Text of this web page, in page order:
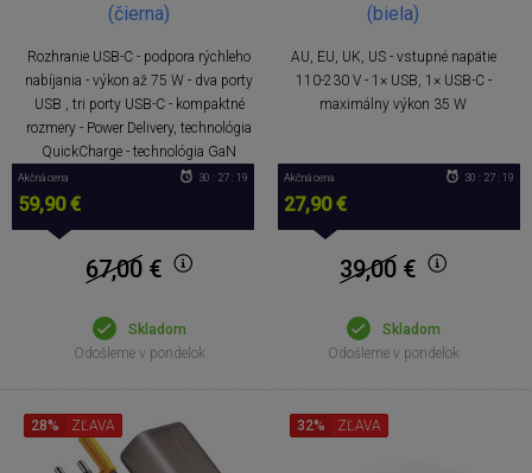
(čierna)
Rozhranie USB-C - podpora rýchleho
nabíjania - výkon až 75 W - dva porty
USB , tri porty USB-C - kompaktné
rozmery - Power Delivery, technológia
QuickCharge - technológia GaN
Akčná cena
59,90 €
30 : 27 : 18
67,00€
Skladom
Odošleme v pondelok
(biela)
AU, EU, UK, US - vstupné napätie
110-230 V - 1× USB, 1× USB-C -
maximálny výkon 35 W
Akčná cena
27,90 €
30 : 27 : 18
39,00€
Skladom
Odošleme v pondelok
28% ZĽAVA 32% ZĽAVA